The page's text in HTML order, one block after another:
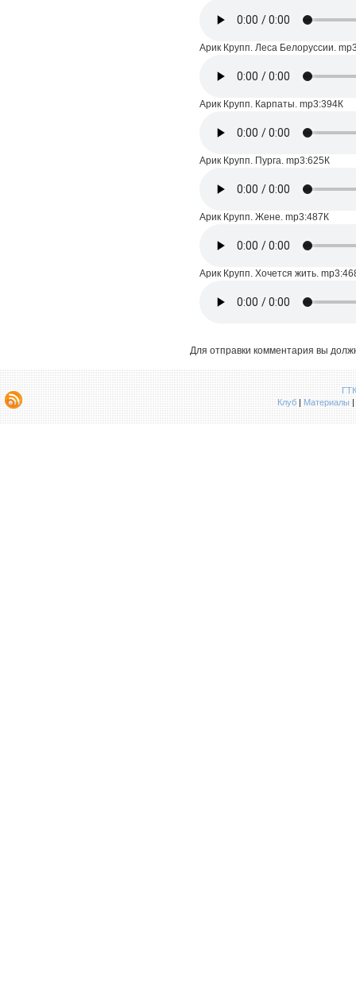
Арик Крупп. Леса Белоруссии.
Арик Крупп. Карпаты. mp3:394К
Арик Крупп. Пурга. mp3:625К
Арик Крупп. Жене. mp3:487К
Арик Крупп. Хочется жить.
Для отправки комментария вы
Клуб| Материалы|